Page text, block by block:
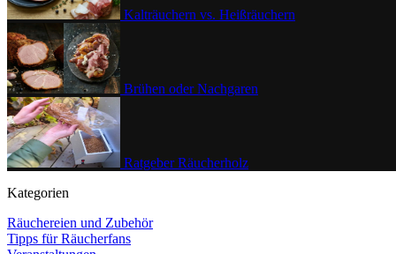
Kalträuchern vs. Heißräuchern
Brühen oder Nachgaren
Ratgeber Räucherholz
Kategorien
Räuchereien und Zubehör
Tipps für Räucherfans